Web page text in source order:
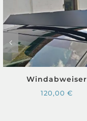
Windabweiser
120,00€